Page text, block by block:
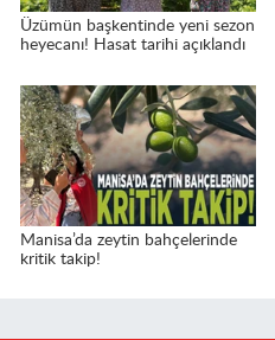
Üzümün başkentinde yeni sezon
heyecanı! Hasat tarihi açıklandı
Manisa’da zeytin bahçelerinde
kritik takip!